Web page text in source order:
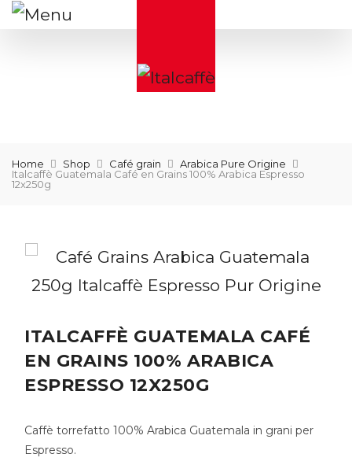
Home Shop Café grain
Arabica Pure Origine
Italcaffè Guatemala Café en Grains 100% Arabica Espresso
12x250g
ITALCAFFÈ GUATEMALA CAFÉ
EN GRAINS 100% ARABICA
ESPRESSO 12X250G
Caffè torrefatto 100% Arabica Guatemala in grani per
Espresso.